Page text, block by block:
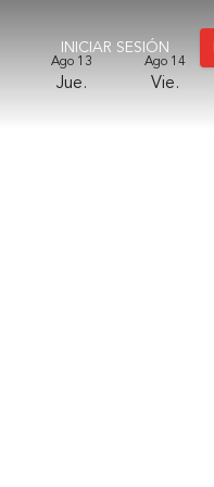
INICIAR SESIÓN
Ago 13
Jue.
Ago 14
Vie.